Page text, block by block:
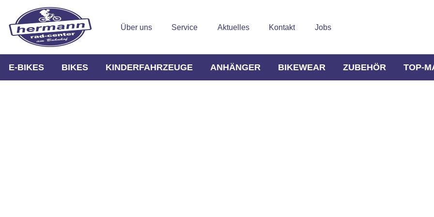
Über uns Service Aktuelles Kontakt Jobs
E-BIKES BIKES KINDERFAHRZEUGE ANHÄNGER BIKEWEAR ZUBEHÖR TOP-